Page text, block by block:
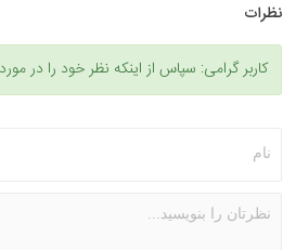
نظرات
کاربر گرامی: سپاس از اینکه نظر خود را در